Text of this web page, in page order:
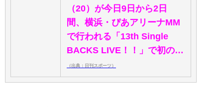
（20）が今日9日から2日
間、横浜・ぴあアリーナMM
で行われる「13th Single
BACKS LIVE！！」で初の…
（出典：日刊スポーツ）